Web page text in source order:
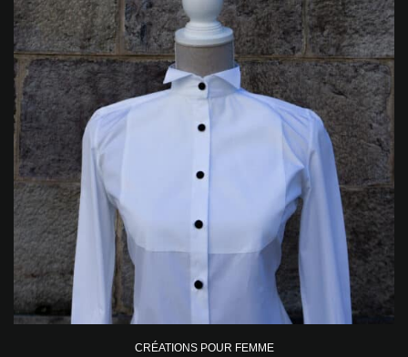
CRÉATIONS POUR FEMME